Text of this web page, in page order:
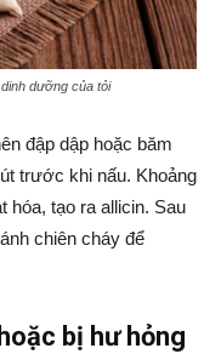
dưỡng của tỏi
đập dập hoặc băm
trước khi nấu. Khoảng
hóa, tạo ra allicin. Sau
chiên cháy để
bị hư hỏng